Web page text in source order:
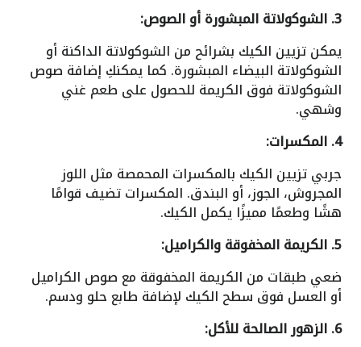
3. الشوكولاتة المبشورة أو الصوص:
يمكن تزيين الكيك بشرائح من الشوكولاتة الداكنة أو
الشوكولاتة البيضاء المبشورة. كما يمكنكِ إضافة صوص
الشوكولاتة فوق الكريمة للحصول على طعم غني
وشهي.
4. المكسرات:
جربي تزيين الكيك بالمكسرات المحمصة مثل اللوز
المجروش، الجوز، أو البندق. المكسرات تضيف قوامًا
هشًا وطعمًا مميزًا يكمل الكيك.
5. الكريمة المخفوقة والكراميل:
ضعي طبقات من الكريمة المخفوقة مع صوص الكراميل
أو العسل فوق سطح الكيك لإضافة طابع حلو ودسم.
6. الزهور الصالحة للأكل: